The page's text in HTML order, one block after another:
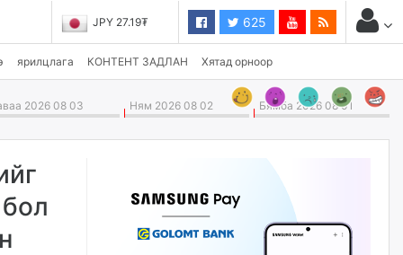
JPY 27.19₮ 625
ярилцлага КОНТЕНТ ЗАДЛАН Хятад орноор
2026 08 03 Ням 2026 08 02 Бямба 2026 08 01